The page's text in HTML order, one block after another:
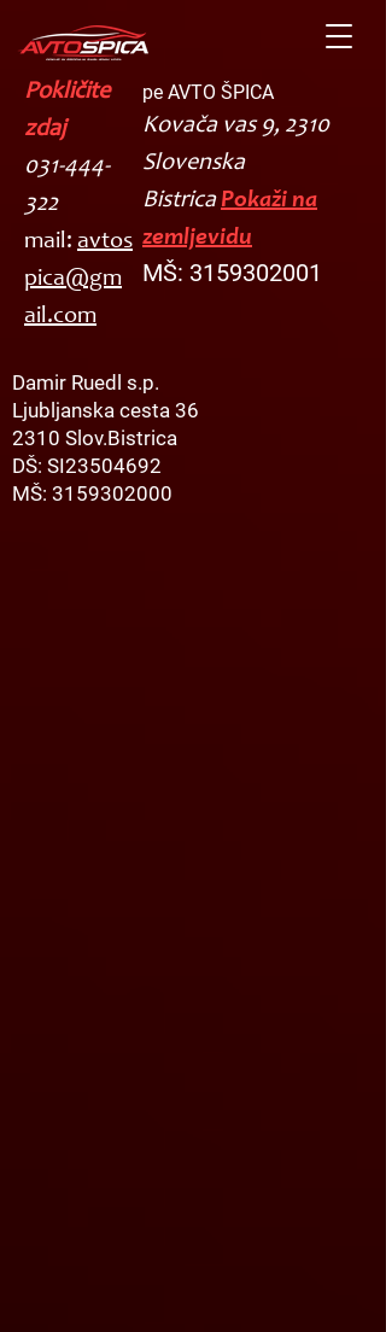
Pokličite
zdaj
031-444-
322
mail: avtos
pica@gm
ail.com
pe AVTO ŠPICA
Kovača vas 9, 2310
Slovenska
BistricaPokaži na
zemljevidu
MŠ: 3159302001
Damir Ruedl s.p.
Ljubljanska cesta 36
2310 Slov.Bistrica
DŠ: SI23504692
MŠ: 3159302000